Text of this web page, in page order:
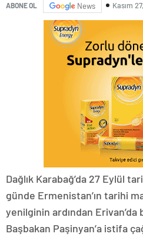
ABONE OL News Kasım
Dağlık Karabağ’da 27 Eylül
günde Ermenistan’ın tarihi
yenilginin ardından
Başbakan Paşinyan’a istifa